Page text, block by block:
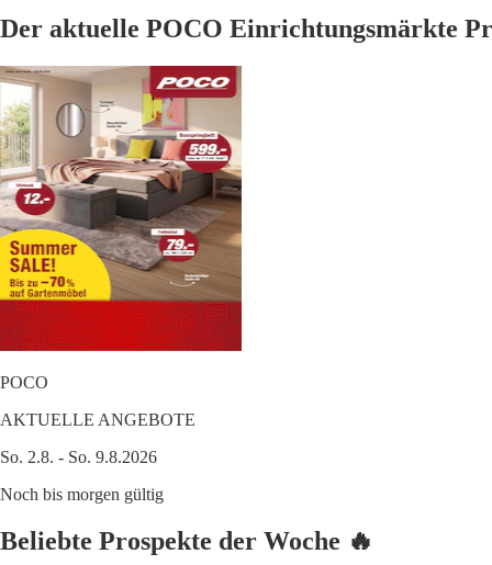
Der aktuelle POCO Einrichtungsmärkte
POCO
AKTUELLE ANGEBOTE
So. 2.8. - So. 9.8.2026
Noch bis morgen gültig
Beliebte Prospekte der Woche 🔥